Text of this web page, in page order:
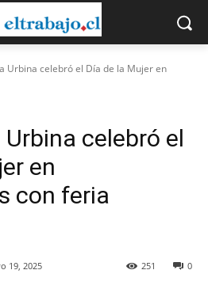
Urbina celebró el Día de la Mujer en
celebró el
en
con feria
19, 2025 0
251